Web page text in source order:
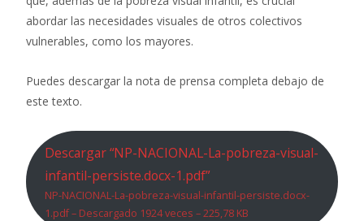
abordar las necesidades visuales de otros colectivos
vulnerables, como los mayores.
Puedes descargar la nota de prensa completa debajo de
este texto.
Descargar “NP-NACIONAL-La-pobreza-visual-
infantil-persiste.docx-1.pdf”
NP-NACIONAL-La-pobreza-visual-infantil-persiste.docx-
1.pdf – Descargado 1924 veces – 225,78 KB